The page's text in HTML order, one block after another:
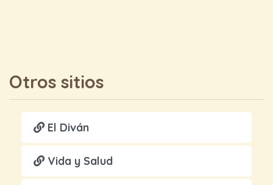
Otros sitios
El Diván
Vida y Salud